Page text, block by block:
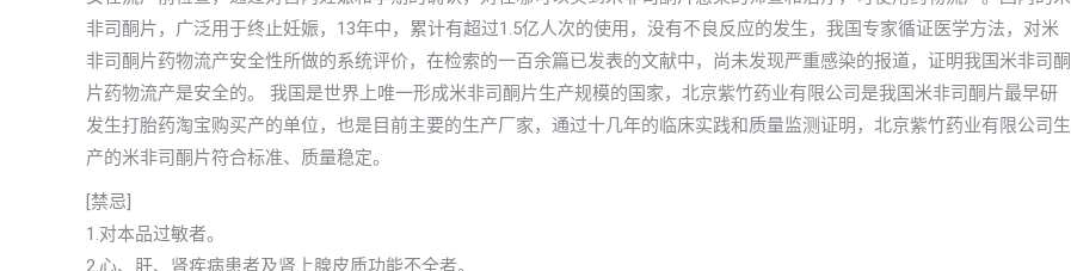
非司酮片，广泛用于终止妊娠，13年中，累计有超过1.5亿人次的使用，没有不良反应的发生，我国专家循证医学方法，对米
非司酮片药物流产安全性所做的系统评价，在检索的一百余篇已发表的文献中，尚未发现严重感染的报道，证明我国米非司酮
片药物流产是安全的。 我国是世界上唯一形成米非司酮片生产规模的国家，北京紫竹药业有限公司是我国米非司酮片最早研
发生打胎药淘宝购买产的单位，也是目前主要的生产厂家，通过十几年的临床实践和质量监测证明，北京紫竹药业有限公司生
产的米非司酮片符合标准、质量稳定。
[禁忌]
1.对本品过敏者。
2.心、肝、肾疾病患者及肾上腺皮质功能不全者。